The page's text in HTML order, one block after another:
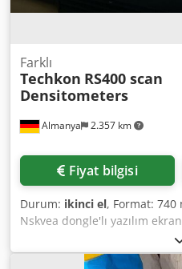
Almanya 2.357 km
Farklı
Techkon RS400 scan
Densitometers
Fiyat bilgisi
Durum: ikinci el, Format: 740
Nskvea dongle'lı yazılım